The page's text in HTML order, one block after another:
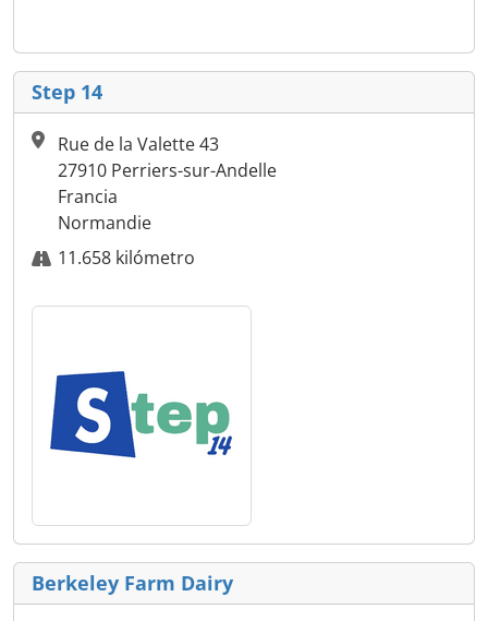
Step 14
Rue de la Valette 43
27910 Perriers-sur-Andelle
Francia
Normandie
11.658 kilómetro
Berkeley Farm Dairy